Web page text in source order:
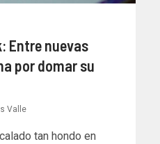
Entre nuevas
por domar su
Valle
tan hondo en